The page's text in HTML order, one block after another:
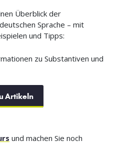
Überblick der
Sprache – mit
und Tipps:
zu Substantiven und
Artikeln
und machen Sie noch